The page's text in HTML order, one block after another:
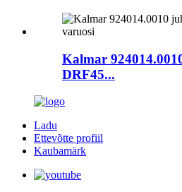
Kalmar
DRF45...
Ladu
Ettevõtte profiil
Kaubamärk